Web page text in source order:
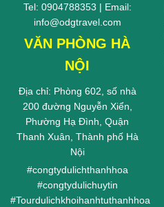
Tel: 0904788353 | Email:
info@odgtravel.com
VĂN PHÒNG HÀ
NỘI
Địa chỉ: Phòng 602, số nhà
200 đường Nguyễn Xiển,
Phường Hạ Đình, Quận
Thanh Xuân, Thành phố Hà
Nội
#congtydulichthanhhoa
#congtydulichuytin
#Tourdulichkhoihanhtuthanhhoa